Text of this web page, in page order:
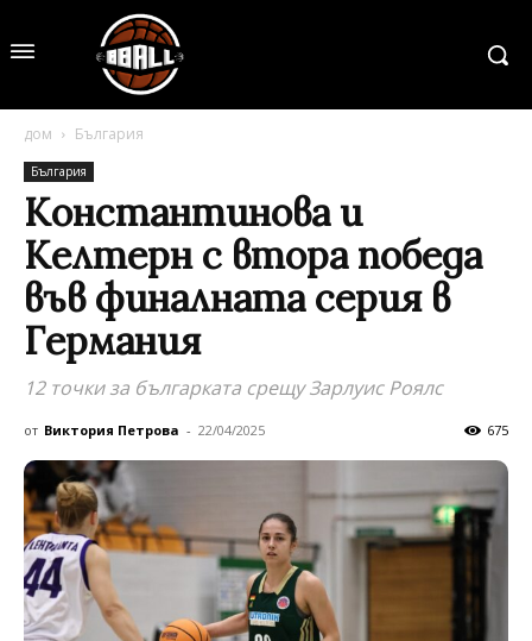
дом България
България
Константинова и
Келтерн с втора победа
във финалната серия в
Германия
12 точки за българката срещу Зарлуис Роялс
от Виктория Петрова - 22/04/2025 675